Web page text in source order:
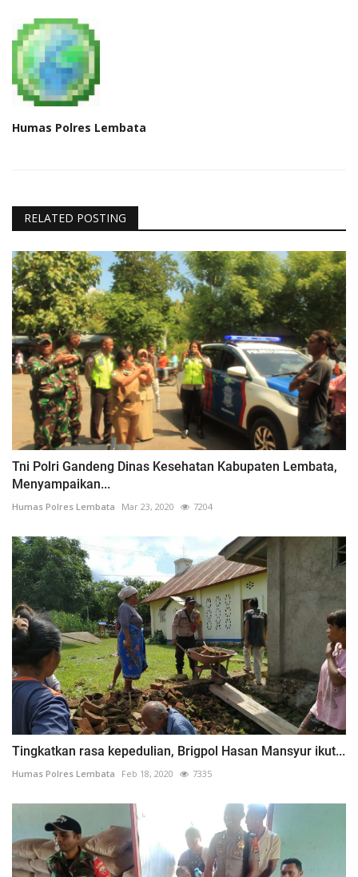
Humas Polres Lembata
RELATED POSTING
Tni Polri Gandeng Dinas Kesehatan Kabupaten Lembata,
Menyampaikan...
Humas Polres Lembata Mar 23, 2020 7204
Tingkatkan rasa kepedulian, Brigpol Hasan Mansyur ikut...
Humas Polres Lembata Feb 18, 2020 7335